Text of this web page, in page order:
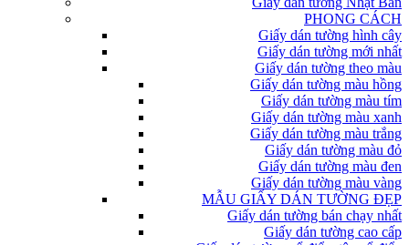
PHONG CÁCH
Giấy dán tường hình cây
Giấy dán tường mới nhất
Giấy dán tường theo màu
Giấy dán tường màu hồng
Giấy dán tường màu tím
Giấy dán tường màu xanh
Giấy dán tường màu trắng
Giấy dán tường màu đỏ
Giấy dán tường màu đen
Giấy dán tường màu vàng
MẪU GIẤY DÁN TƯỜNG ĐẸP
Giấy dán tường bán chạy nhất
Giấy dán tường cao cấp